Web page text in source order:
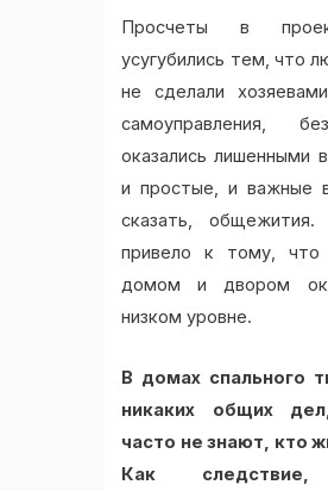
Просчеты в
усугубились тем, что
не сделали
самоуправления,
оказались лишенными
и простые, и важные
сказать,
привело к тому, что
домом и двором
низком уровне.
В домах спального
никаких общих
часто не знают, кто
Как